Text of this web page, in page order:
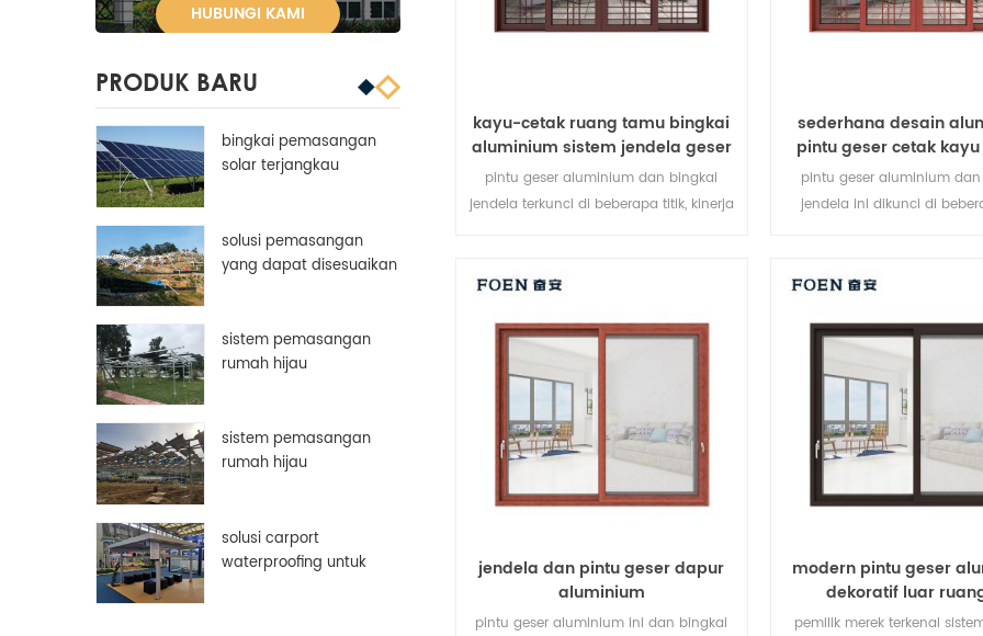
HUBUNGI KAMI
PRODUK BARU
bingkai pemasangan
solar terjangkau
solusi pemasangan
yang dapat disesuaikan
sistem pemasangan
rumah hijau
sistem pemasangan
rumah hijau
solusi carport
waterproofing untuk
kayu-cetak ruang tamu bingkai
aluminium sistem jendela geser
pintu geser aluminium dan bingkai
jendela terkunci di beberapa titik, kinerja
pintu untuk memenuhi berbagai
sederhana desain
pintu geser cetak
tidur
pintu geser aluminium
jendela ini dikunci di
pintu untuk memenuhi
jendela dan pintu geser dapur
aluminium
pintu geser aluminium ini dan bingkai
modern pintu geser
dekoratif luar
pemilik merek terkenal